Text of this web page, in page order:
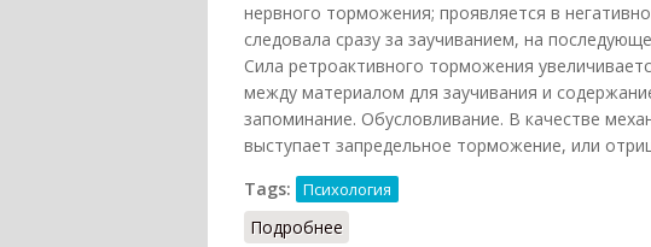
нервного торможения; проявляется в
следовала сразу за заучиванием, на
Сила ретроактивного торможения
между материалом для заучивания и
запоминание. Обусловливание. В качестве
выступает запредельное торможение, или
Tags:
Психология
Подробнее